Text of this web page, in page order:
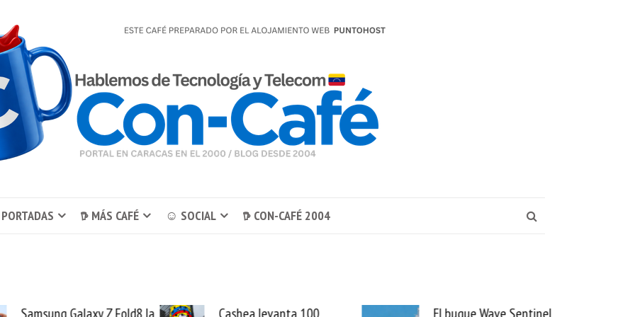
𖠚 MÁS CAFÉ ☺ SOCIAL 𖠚 CON-CAFÉ 2004